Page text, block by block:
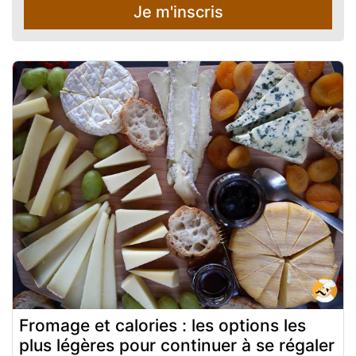
Je m'inscris
Fromage et calories : les options les
plus légères pour continuer à se régaler